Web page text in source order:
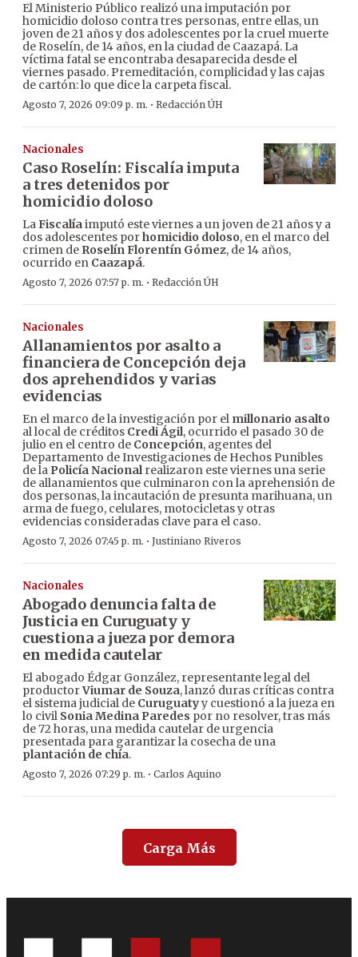
El Ministerio Público realizó una imputación por
homicidio doloso contra tres personas, entre ellas, un
joven de 21 años y dos adolescentes por la cruel muerte
de Roselín, de 14 años, en la ciudad de Caazapá. La
víctima fatal se encontraba desaparecida desde el
viernes pasado. Premeditación, complicidad y las cajas
de cartón: lo que dice la carpeta fiscal.
Agosto 7, 2026 09:09 p. m. · Redacción ÚH
Nacionales
Caso Roselín: Fiscalía imputa
a tres detenidos por
homicidio doloso
LaFiscalíaimputó este viernes a un joven de 21 años y a
dos adolescentes porhomicidio doloso, en el marco del
crimen de Roselín Florentín Gómez, de 14 años,
ocurrido en Caazapá.
Agosto 7, 2026 07:57 p. m. · Redacción ÚH
Nacionales
Allanamientos por asalto a
financiera de Concepción deja
dos aprehendidos y varias
evidencias
En el marco de la investigación por el millonario asalto
al local de créditos Credi Ágil, ocurrido el pasado 30 de
julio en el centro de Concepción, agentes del
Departamento de Investigaciones de Hechos Punibles
de la Policía Nacionalrealizaron este viernes una serie
de allanamientos que culminaron con la aprehensión de
dos personas, la incautación de presunta marihuana, un
arma de fuego, celulares, motocicletas y otras
evidencias consideradas clave para el caso.
Agosto 7, 2026 07:45 p. m. · Justiniano Riveros
Nacionales
Abogado denuncia falta de
Justicia en Curuguaty y
cuestiona a jueza por demora
en medida cautelar
El abogado Édgar González, representante legal del
productorViumar de Souza, lanzó duras críticas contra
el sistema judicial de Curuguatyy cuestionó a la jueza en
lo civil Sonia Medina Paredes por no resolver, tras más
de 72 horas, una medida cautelar de urgencia
presentada para garantizar la cosecha de una
plantación de chía.
Agosto 7, 2026 07:29 p. m. · Carlos Aquino
Carga Más